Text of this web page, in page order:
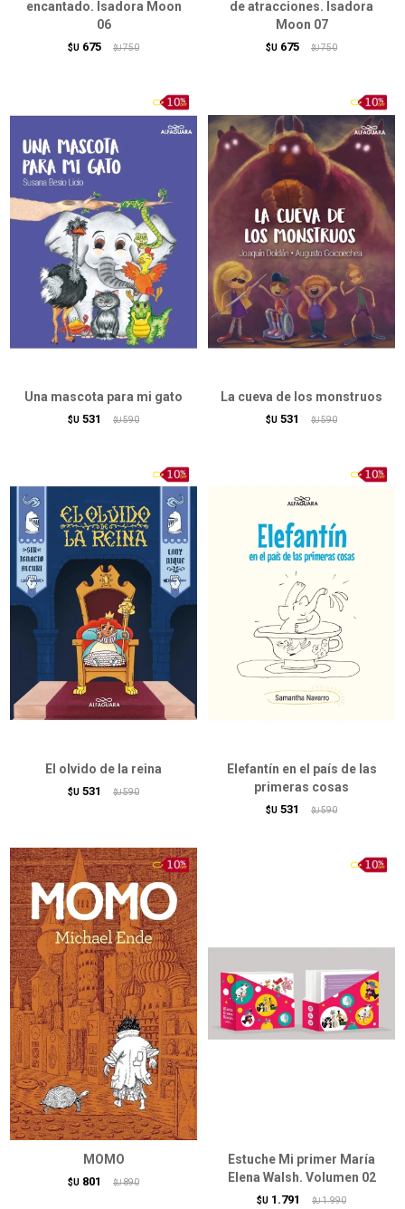
encantado. Isadora Moon
06
$U 675 $U 750
de atracciones. Isadora
Moon 07
$U 675 $U 750
Una mascota para mi gato
$U 531 $U 590
La cueva de los monstruos
$U 531 $U 590
El olvido de la reina
$U 531 $U 590
Elefantín en el país de las
primeras cosas
$U 531 $U 590
MOMO
$U 801 $U 890
Estuche Mi primer María
Elena Walsh. Volumen 02
$U 1.791 $U 1.990